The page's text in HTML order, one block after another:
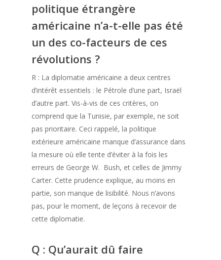
politique étrangère
américaine n’a-t-elle pas été
un des co-facteurs de ces
révolutions ?
R : La diplomatie américaine a deux centres
d’intérêt essentiels : le Pétrole d’une part, Israël
d’autre part. Vis-à-vis de ces critères, on
comprend que la Tunisie, par exemple, ne soit
pas prioritaire. Ceci rappelé, la politique
extérieure américaine manque d’assurance dans
la mesure où elle tente d’éviter à la fois les
erreurs de George W. Bush, et celles de Jimmy
Carter. Cette prudence explique, au moins en
partie, son manque de lisibilité. Nous n’avons
pas, pour le moment, de leçons à recevoir de
cette diplomatie.
Q : Qu’aurait dû faire